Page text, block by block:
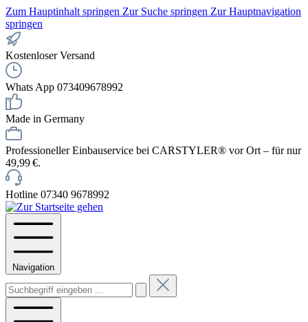
Zum Hauptinhalt springen Zur Suche springen Zur Hauptnavigation
springen
Kostenloser Versand
Whats App 073409678992
Made in Germany
Professioneller Einbauservice bei CARSTYLER® vor Ort – für nur
49,99 €.
Hotline 07340 9678992
Navigation